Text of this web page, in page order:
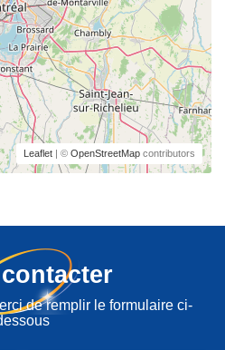
Leaflet | © OpenStreetMap contributors
de remplir le formulaire ci-